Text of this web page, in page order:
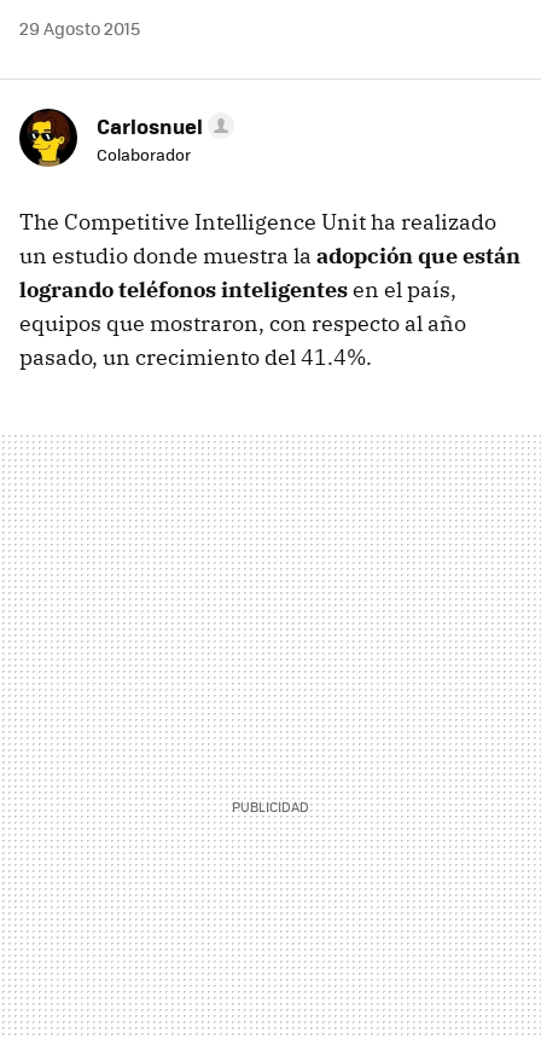
29 Agosto 2015
Carlosnuel
Colaborador
The Competitive Intelligence Unit ha realizado
un estudio donde muestra la adopción que están
logrando teléfonos inteligentesen el país,
equipos que mostraron, con respecto al año
pasado, un crecimiento del 41.4%.